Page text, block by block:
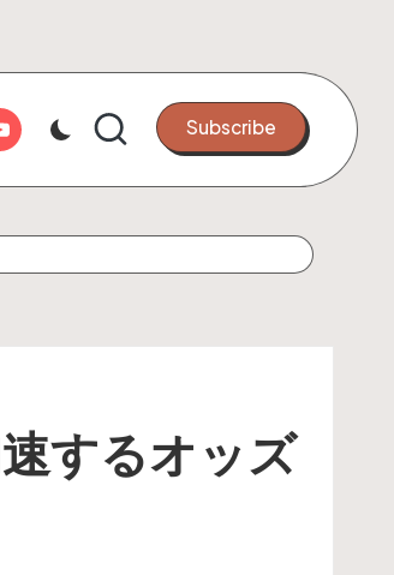
Subscribe
するオッズ